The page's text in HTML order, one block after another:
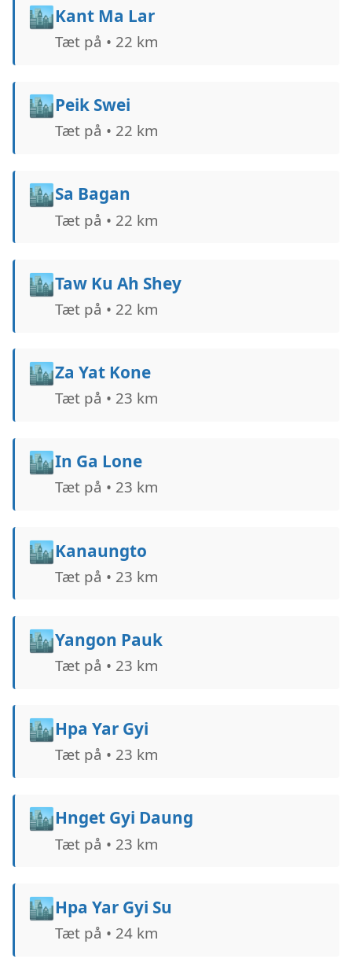
🏙️Kant Ma Lar
Tæt på • 22 km
🏙️Peik Swei
Tæt på • 22 km
🏙️Sa Bagan
Tæt på • 22 km
🏙️Taw Ku Ah Shey
Tæt på • 22 km
🏙️Za Yat Kone
Tæt på • 23 km
🏙️In Ga Lone
Tæt på • 23 km
🏙️Kanaungto
Tæt på • 23 km
🏙️Yangon Pauk
Tæt på • 23 km
🏙️Hpa Yar Gyi
Tæt på • 23 km
🏙️Hnget Gyi Daung
Tæt på • 23 km
🏙️Hpa Yar Gyi Su
Tæt på • 24 km